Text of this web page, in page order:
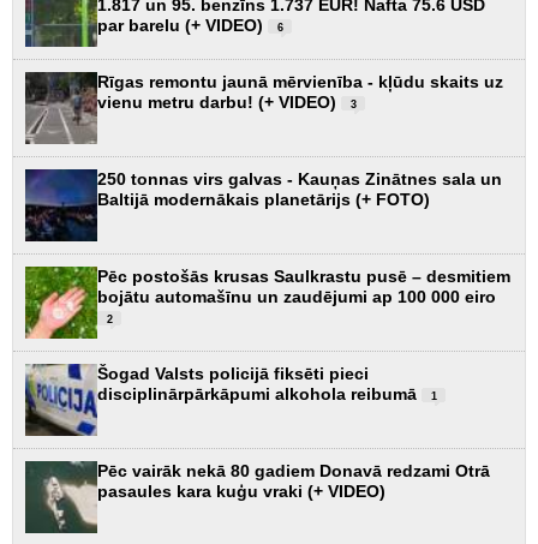
1.817 un 95. benzīns 1.737 EUR! Nafta 75.6 USD
par barelu (+ VIDEO)
6
Rīgas remontu jaunā mērvienība - kļūdu skaits uz
vienu metru darbu! (+ VIDEO)
3
250 tonnas virs galvas - Kauņas Zinātnes sala un
Baltijā modernākais planetārijs (+ FOTO)
Pēc postošās krusas Saulkrastu pusē – desmitiem
bojātu automašīnu un zaudējumi ap 100 000 eiro
2
Šogad Valsts policijā fiksēti pieci
disciplinārpārkāpumi alkohola reibumā
1
Pēc vairāk nekā 80 gadiem Donavā redzami Otrā
pasaules kara kuģu vraki (+ VIDEO)